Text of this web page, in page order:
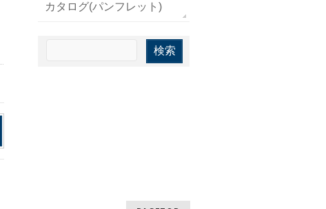
カタログ(パンフレット)